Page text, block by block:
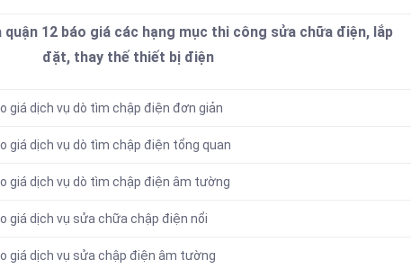
12 báo giá các hạng mục thi công sửa chữa điện, lắp
đặt, thay thế thiết bị điện
giá dịch vụ dò tìm chập điện đơn giản
giá dịch vụ dò tìm chập điện tổng quan
giá dịch vụ dò tìm chập điện âm tường
giá dịch vụ sửa chữa chập điện nổi
giá dịch vụ sửa chập điện âm tường